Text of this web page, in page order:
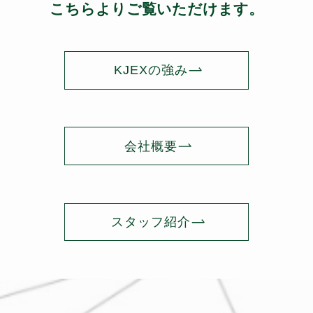
こちらよりご覧いただけます。
KJEXの強み
会社概要
スタッフ紹介